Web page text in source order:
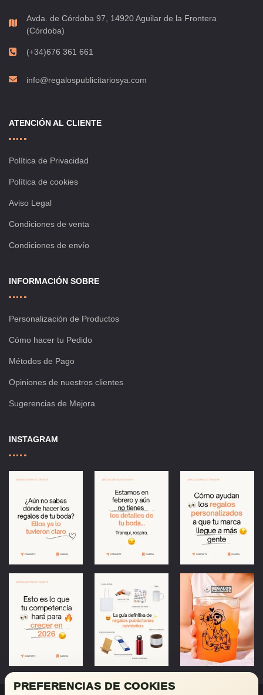
Avda. de Córdoba 97, 14920 Aguilar de la Frontera
(Córdoba)
(+34)676 361 661
info@regalospublicitariosya.com
ATENCIÓN AL CLIENTE
Política de Privacidad
Política de cookies
Aviso Legal
Condiciones de venta
Condiciones de envío
INFORMACIÓN SOBRE
Personalización de Productos
Cómo hacer tu Pedido
Métodos de Pago
Opiniones de nuestros clientes
Sugerencias de Mejora
INSTAGRAM
PREFERENCIAS DE COOKIES